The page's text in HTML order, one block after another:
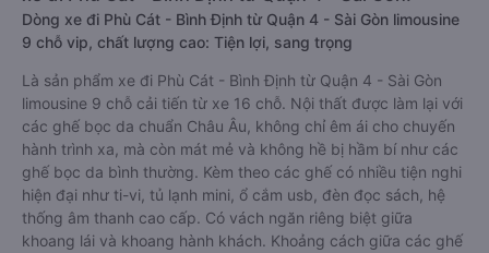
Dòng xe đi Phù Cát - Bình Định từ Quận 4 - Sài Gòn limousine
9 chỗ vip, chất lượng cao: Tiện lợi, sang trọng
Là sản phẩm xe đi Phù Cát - Bình Định từ Quận 4 - Sài Gòn
limousine 9 chỗ cải tiến từ xe 16 chỗ. Nội thất được làm lại với
các ghế bọc da chuẩn Châu Âu, không chỉ êm ái cho chuyến
hành trình xa, mà còn mát mẻ và không hề bị hầm bí như các
ghế bọc da bình thường. Kèm theo các ghế có nhiều tiện nghi
hiện đại như ti-vi, tủ lạnh mini, ổ cắm usb, đèn đọc sách, hệ
thống âm thanh cao cấp. Có vách ngăn riêng biệt giữa
khoang lái và khoang hành khách. Khoảng cách giữa các ghế